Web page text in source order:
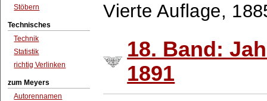
Stöbern
Technisches
Technik
Statistik
richtig Verlinken
zum Meyers
Autorennamen
Vierte Auflage,
18. Band:
1891